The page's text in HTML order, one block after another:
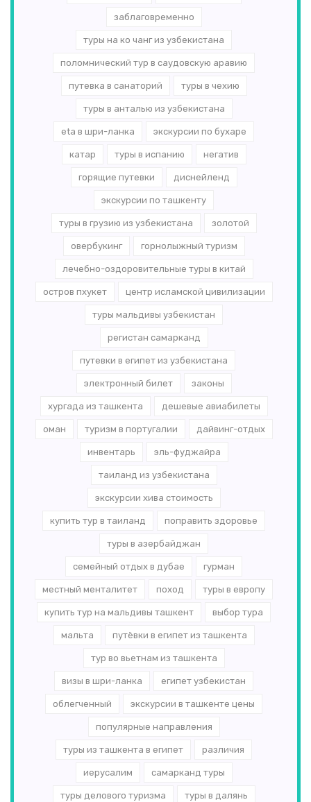
заблаговременно
туры на ко чанг из узбекистана
поломнический тур в саудовскую аравию
путевка в санаторий туры в чехию
туры в анталью из узбекистана
eta в шри-ланка экскурсии по бухаре
катар туры в испанию негатив
горящие путевки диснейленд
экскурсии по ташкенту
туры в грузию из узбекистана золотой
овербукинг горнолыжный туризм
лечебно-оздоровительные туры в китай
остров пхукет центр исламской цивилизации
туры мальдивы узбекистан
регистан самарканд
путевки в египет из узбекистана
электронный билет законы
хургада из ташкента дешевые авиабилеты
оман туризм в португалии дайвинг-отдых
инвентарь эль-­фуджайра
таиланд из узбекистана
экскурсии хива стоимость
купить тур в таиланд поправить здоровье
туры в азербайджан
семейный отдых в дубае гурман
местный менталитет поход туры в европу
купить тур на мальдивы ташкент выбор тура
мальта путёвки в египет из ташкента
тур во вьетнам из ташкента
визы в шри-ланка египет узбекистан
облегченный экскурсии в ташкенте цены
популярные направления
туры из ташкента в египет различия
иерусалим самарканд туры
туры делового туризма туры в далянь